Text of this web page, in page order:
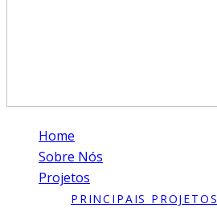
Home
Sobre Nós
Projetos
PRINCIPAIS PROJETOS